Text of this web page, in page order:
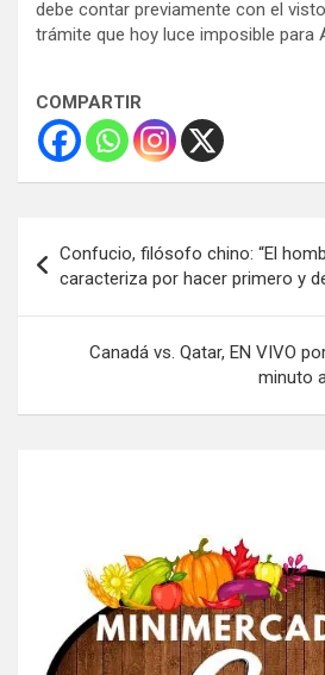
debe contar previamente con el
trámite que hoy luce imposible para
COMPARTIR
de
entradas
Confucio, filósofo chino: “El
caracteriza por hacer primero y
Canadá vs. Qatar, EN VIVO
minuto